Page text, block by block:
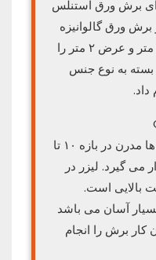
۲ متر و برای برش ورق استنلس
ورق گالوانیزه
تا ضخامت ۸ میلیمتر و طول ۶ متر و عرض ۲ متر را
بسته به نوع جنس
برش لیزر به عنوان یکی روش ها مدرن در بازه ۱۰ تا
می گیرد. لیزر در
بالایی است.
آسان می باشد
کار برش را انجام